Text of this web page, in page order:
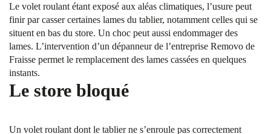
Le volet roulant étant exposé aux aléas climatiques, l’usure peut
finir par casser certaines lames du tablier, notamment celles qui se
situent en bas du store. Un choc peut aussi endommager des
lames. L’intervention d’un dépanneur de l’entreprise Removo de
Fraisse permet le remplacement des lames cassées en quelques
instants.
Le store bloqué
Un volet roulant dont le tablier ne s’enroule pas correctement